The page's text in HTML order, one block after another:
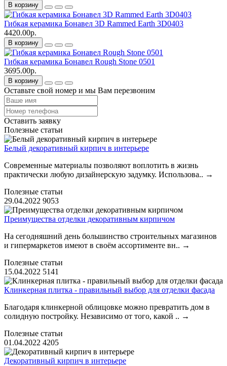
В корзину
Гибкая керамика Бонавел 3D Rammed Earth 3D0403
4420.00р.
В корзину
Гибкая керамика Бонавел Rough Stone 0501
3695.00р.
В корзину
Оставьте свой номер и мы Вам перезвоним
Оставить заявку
Полезные статьи
Белый декоративный кирпич в интерьере
Современные материалы позволяют воплотить в жизнь
практически любую дизайнерскую задумку. Использова.. →
Полезные статьи
29.04.2022 9053
Преимущества отделки декоративным кирпичом
На сегодняшний день большинство строительных магазинов
и гипермаркетов имеют в своём ассортименте вн.. →
Полезные статьи
15.04.2022 5141
Клинкерная плитка - правильный выбор для отделки фасада
Благодаря клинкерной облицовке можно превратить дом в
солидную постройку. Независимо от того, какой .. →
Полезные статьи
01.04.2022 4205
Декоративный кирпич в интерьере